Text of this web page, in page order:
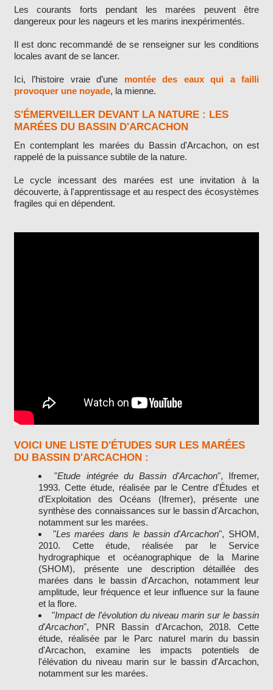
Les courants forts pendant les marées peuvent être
dangereux pour les nageurs et les marins inexpérimentés.
Il est donc recommandé de se renseigner sur les conditions
locales avant de se lancer.
Ici, l’histoire vraie d’une montée des eaux qui a failli
provoquer une noyade, la mienne.
S'ÉMERVEILLER DEVANT LA NATURE : LES
MARÉES DU BASSIN D'ARCACHON
En contemplant les marées du Bassin d'Arcachon, on est
rappelé de la puissance subtile de la nature.
Le cycle incessant des marées est une invitation à la
découverte, à l'apprentissage et au respect des écosystèmes
fragiles qui en dépendent.
VOICI UNE LISTE D'ÉTUDES SUR LES MARÉES
DU BASSIN D'ARCACHON :
" Etude intégrée du Bassin d'Arcachon", Ifremer,
1993. Cette étude, réalisée par le Centre d'Études et
d'Exploitation des Océans (Ifremer), présente une
synthèse des connaissances sur le bassin d'Arcachon,
notamment sur les marées.
"Les marées dans le bassin d'Arcachon", SHOM,
2010. Cette étude, réalisée par le Service
hydrographique et océanographique de la Marine
(SHOM), présente une description détaillée des
marées dans le bassin d'Arcachon, notamment leur
amplitude, leur fréquence et leur influence sur la faune
et la flore.
"Impact de l'évolution du niveau marin sur le bassin
d'Arcachon", PNR Bassin d'Arcachon, 2018. Cette
étude, réalisée par le Parc naturel marin du bassin
d'Arcachon, examine les impacts potentiels de
l'élévation du niveau marin sur le bassin d'Arcachon,
notamment sur les marées.